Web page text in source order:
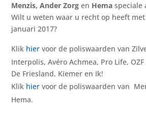
Menzis, Ander Zorg en Hema speciale
Wilt u weten waar u recht op heeft met
januari 2017?
Klik hier voor de poliswaarden van
Interpolis, Avéro Achmea, Pro Life, OZF
De Friesland, Kiemer en Ik!
Klik hier voor de poliswaarden van
Hema.